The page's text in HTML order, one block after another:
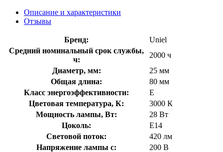
Описание и характеристики
Отзывы
Бренд:
Uniel
Средний номинальный срок службы,
ч:
2000 ч
Диаметр, мм:
25 мм
Общая длина:
80 мм
Класс энергоэффективности:
E
Цветовая температура, К:
3000 К
Мощность лампы, Вт:
28 Вт
Цоколь:
E14
Световой поток:
420 лм
Напряжение лампы с:
200 В